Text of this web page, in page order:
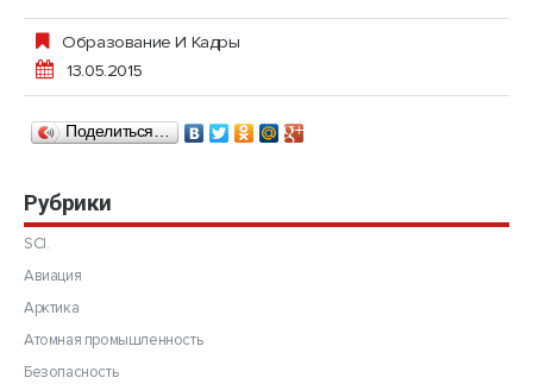
Образование И Кадры
13.05.2015
Поделиться…
Рубрики
SCI.
Авиация
Арктика
Атомная промышленность
Безопасность